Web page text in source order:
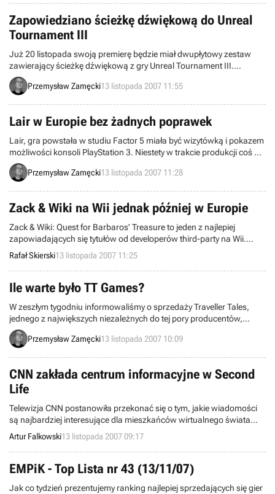
mieliśmy jednak oficjalnego potwierdzenia ze strony Ubisoftu.
Zapowiedziano ścieżkę dźwiękową do Unreal
Tournament III
Już 20 listopada swoją premierę będzie miał dwupłytowy zestaw
zawierający ścieżkę dźwiękową z gry Unreal Tournament III.
Soundtrack wydany zostanie przez wytwórnię płytową Sumthing
Else Music Works i dewelopera gry, czyli Epic Games.
Przemysław Zamęcki13 listopada 2007 11:55
Lair w Europie bez żadnych poprawek
Lair, gra powstała w studiu Factor 5 miała być wizytówką i pokazem
możliwości konsoli PlayStation 3. Niestety w trakcie produkcji coś nie
do końca się udało i tytuł ten, po swojej premierze w Stanach
Zjednoczonych, która miała miejsce pod koniec sierpnia tego roku,
Przemysław Zamęcki13 listopada 2007 11:28
Zack & Wiki na Wii jednak później w Europie
Zack & Wiki: Quest for Barbaros' Treasure to jeden z najlepiej
zapowiadających się tytułów od developerów third-party na Wii.
Zdążył się już ukazać w USA, gdzie zbierał bardzo pozytywne
recenzje. Choć do tej pory koncern Capcom (wydawca) utrzymywał,
że wersja PAL wyląduje na Starym Kontynencie przed świętami
Bożego Narodzenia, w chwili obecnej nie możemy już na to liczyć.
Rafał Skierski13 listopada 2007 11:25
Ile warte było TT Games?
W zeszłym tygodniu informowaliśmy o sprzedaży Traveller Tales,
jednego z największych niezależnych do tej pory producentów,
koncernowi Warner Bros. Nie znaliśmy jednak do tej pory kwoty, jaką
amerykański potentat musiał wyłożyć na zakup Brytyjczyków.
Przemysław Zamęcki13 listopada 2007 10:09
CNN zakłada centrum informacyjne w Second
Life
Telewizja CNN postanowiła przekonać się o tym, jakie wiadomości
są najbardziej interesujące dla mieszkańców wirtualnego świata
Second Life. Dlatego też założyła w nim centrum informacyjne, za
pośrednictwem którego każdy mieszkaniec SL może podzielić się
informacjami z cyfrowego świata, o których, jego zdaniem, powinni
dowiedzieć się inni użytkownicy.
Artur Falkowski13 listopada 2007 09:17
EMPiK - Top Lista nr 43 (13/11/07)
Jak co tydzień prezentujemy ranking najlepiej sprzedających się gier